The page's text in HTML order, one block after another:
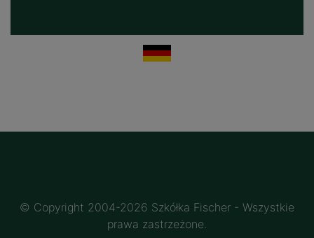
© Copyright 2004-2026 Szkółka Fischer - Wszystkie
prawa zastrzeżone.